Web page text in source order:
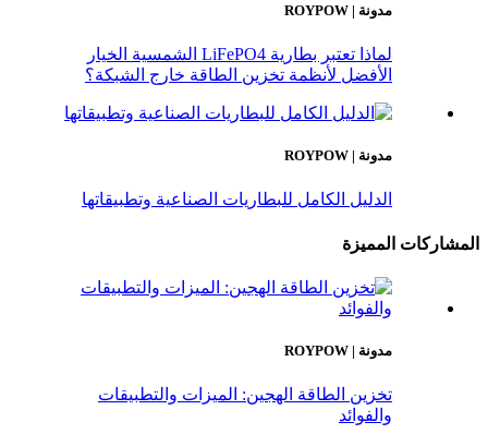
مدونة | ROYPOW
لماذا تعتبر بطارية LiFePO4 الشمسية الخيار
الأفضل لأنظمة تخزين الطاقة خارج الشبكة؟
مدونة | ROYPOW
الدليل الكامل للبطاريات الصناعية وتطبيقاتها
المشاركات المميزة
مدونة | ROYPOW
تخزين الطاقة الهجين: الميزات والتطبيقات
والفوائد